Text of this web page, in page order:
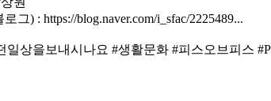
) : https://blog.naver.com/i_sfac/2225489...
상을보내시나요 #생활문화 #피스오브피스